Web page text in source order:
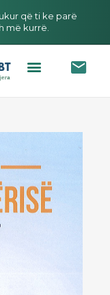
që ti ke parë
më kurrë.